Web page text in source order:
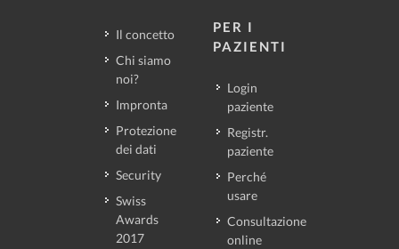
Il concetto
Chi siamo
noi?
Impronta
Protezione
dei dati
Security
Swiss
Awards
2017
PER I
PAZIENTI
Login
paziente
Registr.
paziente
Perché
usare
Consultazione
online